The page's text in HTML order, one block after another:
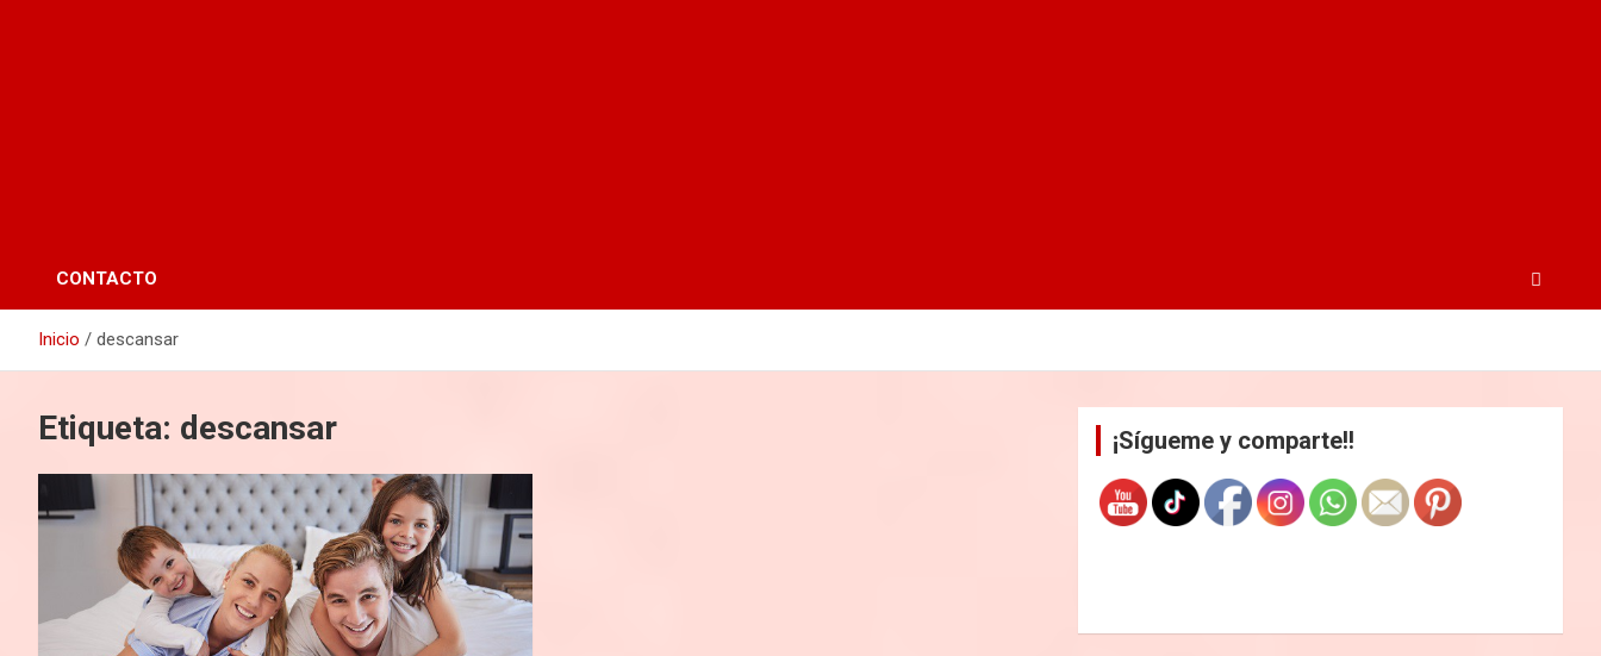
CONTACTO
Inicio descansar
Etiqueta: descansar ¡Sígueme y comparte!!